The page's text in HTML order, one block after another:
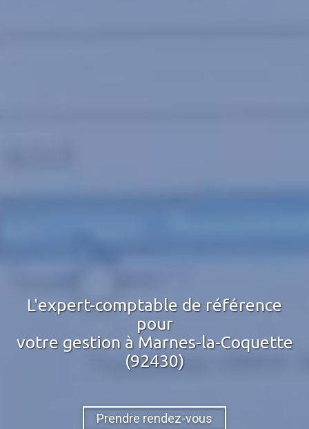
L'expert-comptable de référence
pour
votre gestion à Marnes-la-Coquette
(92430)
Prendre rendez-vous